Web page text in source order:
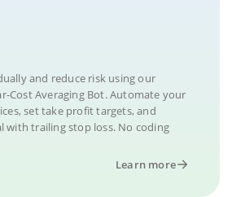
and reduce risk using our
Cost Averaging Bot. Automate your
set take profit targets, and
with trailing stop loss. No coding
Learn more